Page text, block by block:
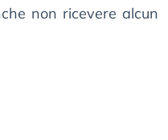
non ricevere alcun